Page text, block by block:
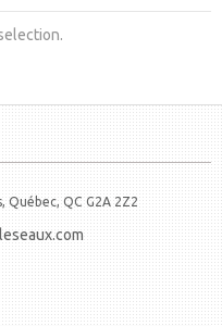
Québec, QC G2A 2Z2